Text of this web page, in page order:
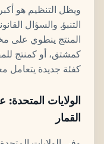
ويظل التنظيم هو
التنبؤ. والسؤال
المنتج ينطوي على
كمشتق، أو كمنتج
كفئة جديدة يتعامل
القمار